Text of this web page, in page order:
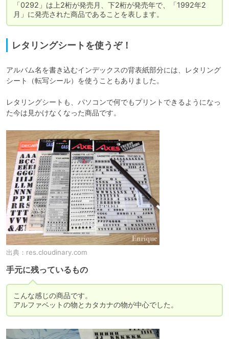
「0292」は上2桁が発売月、下2桁が発売年で、「1992年2
月」に発売された商品であることを表します。
レタリングシートを使うぞ！
アルバム名を書き込むインデックスの背表紙部分には、レタリング
シート（転写シール）を使うこともありました。
レタリングシートも、パソコンで何でもプリントできるようになっ
た今は見かけなくなった商品です。
出典： res.cloudinary.com
手元に残っているもの
こんな感じの商品です。
アルファベットの物とカタカナの物が中心でした。